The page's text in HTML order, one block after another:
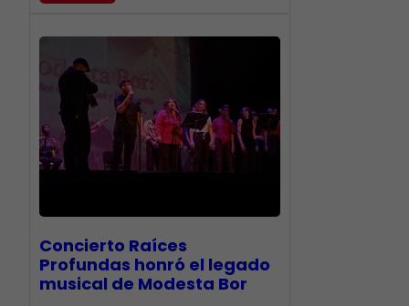
​Concierto Raíces
Profundas honró el legado
musical de Modesta Bor